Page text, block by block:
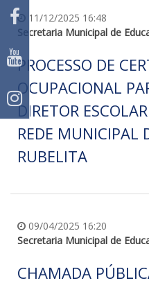
11/12/2025 16:48
Secretaria Municipal de
PROCESSO DE
OCUPACIONAL
DIRETOR ESCOLAR
REDE MUNICIPAL
RUBELITA
09/04/2025 16:20
Secretaria Municipal de
CHAMADA